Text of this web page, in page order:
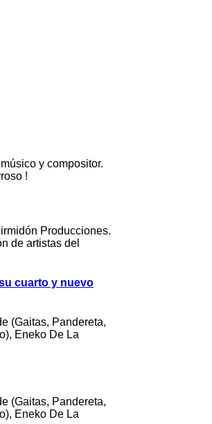
y compositor.
!
Producciones.
de artistas del
cuarto y nuevo
(Gaitas, Pandereta,
Eneko De La
(Gaitas, Pandereta,
Eneko De La